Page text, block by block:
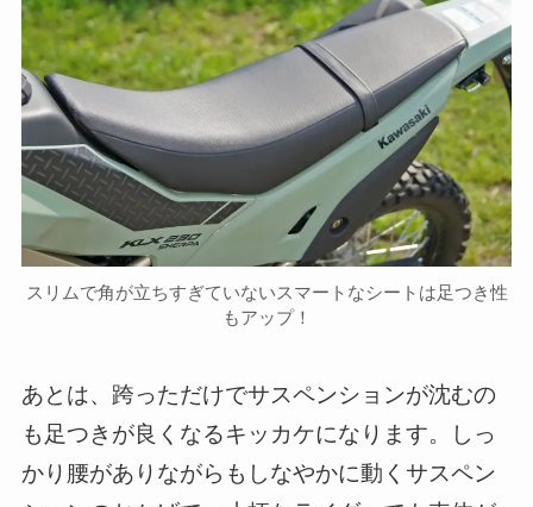
スリムで角が立ちすぎていないスマートなシートは足つき性
もアップ！
あとは、跨っただけでサスペンションが沈むの
も足つきが良くなるキッカケになります。しっ
かり腰がありながらもしなやかに動くサスペン